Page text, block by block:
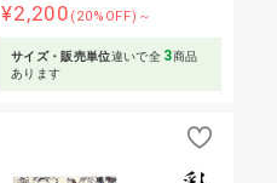
¥2,200 (20%OFF)～
サイズ・販売単位違いで全 3商品
あります